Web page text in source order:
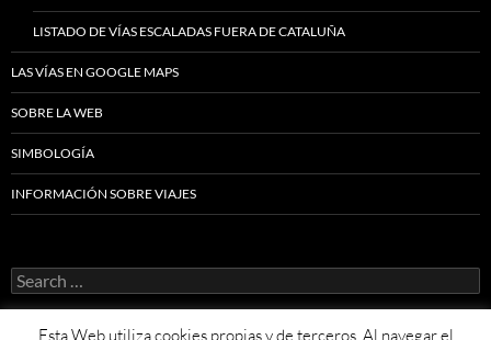
LISTADO DE VÍAS ESCALADAS FUERA DE CATALUÑA
LAS VÍAS EN GOOGLE MAPS
SOBRE LA WEB
SIMBOLOGÍA
INFORMACIÓN SOBRE VIAJES
Search
for:
Esta Web utiliza cookies propias y de terceros. Al navegar el